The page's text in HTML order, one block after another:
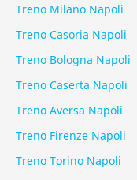
Treno Milano Napoli
Treno Casoria Napoli
Treno Bologna Napoli
Treno Caserta Napoli
Treno Aversa Napoli
Treno Firenze Napoli
Treno Torino Napoli